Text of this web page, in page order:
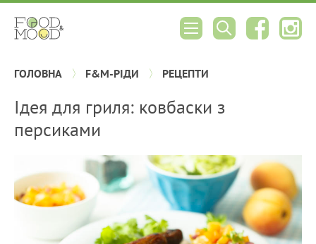
ГОЛОВНА F&M-РІДИ РЕЦЕПТИ
Ідея для гриля: ковбаски з
персиками